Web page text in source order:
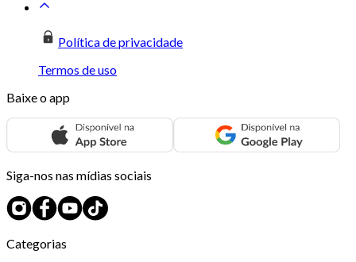
Política de privacidade
Termos de uso
Baixe o app
Siga-nos nas mídias sociais
Categorias